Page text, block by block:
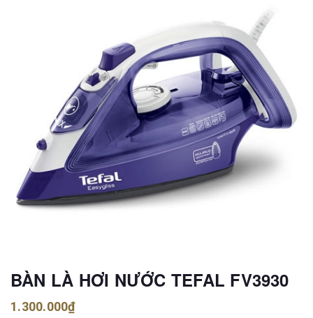
BÀN LÀ HƠI NƯỚC TEFAL FV3930
1.300.000₫